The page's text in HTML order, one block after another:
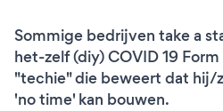
Sommige bedrijven take a
het-zelf (diy) COVID 19
"techie" die beweert dat hij/
'no time' kan bouwen.